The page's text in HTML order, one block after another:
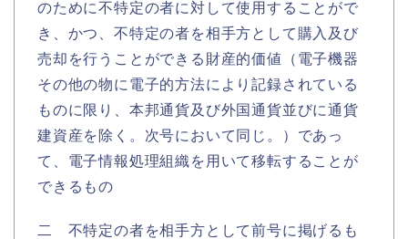
のために不特定の者に対して使用することがで
き、かつ、不特定の者を相手方として購入及び
売却を行うことができる財産的価値（電子機器
その他の物に電子的方法により記録されている
ものに限り、本邦通貨及び外国通貨並びに通貨
建資産を除く。次号において同じ。）であっ
て、電子情報処理組織を用いて移転することが
できるもの
二 不特定の者を相手方として前号に掲げるも